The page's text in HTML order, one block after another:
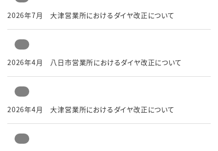
2026年7月 大津営業所におけるダイヤ改正について
2026年4月 八日市営業所におけるダイヤ改正について
2026年4月 大津営業所におけるダイヤ改正について